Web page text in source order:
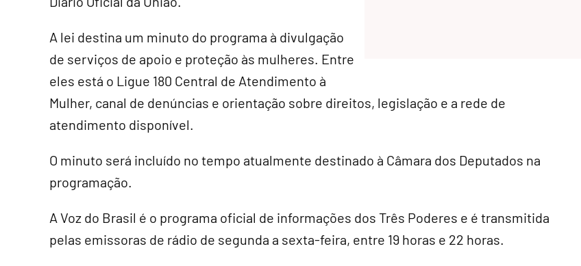
A lei destina um minuto do programa à divulgação
de serviços de apoio e proteção às mulheres. Entre
eles está o Ligue 180 Central de Atendimento à
Mulher, canal de denúncias e orientação sobre direitos, legislação e a rede de
atendimento disponível.
O minuto será incluído no tempo atualmente destinado à Câmara dos Deputados na
programação.
A Voz do Brasil é o programa oficial de informações dos Três Poderes e é transmitida
pelas emissoras de rádio de segunda a sexta-feira, entre 19 horas e 22 horas.